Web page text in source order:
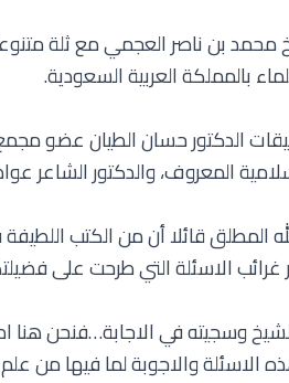
بن ناصر العجمي مع ثلة
بالمملكة العربية السعودية.
الدكتور حسان الطيان عضو
المعروف، والدكتور الشاعر
قائلا أن من الكتب
الاسئلة التي طرحت على
وسجيته في الاجابة…فنحن
والاجوبة لما فيها من